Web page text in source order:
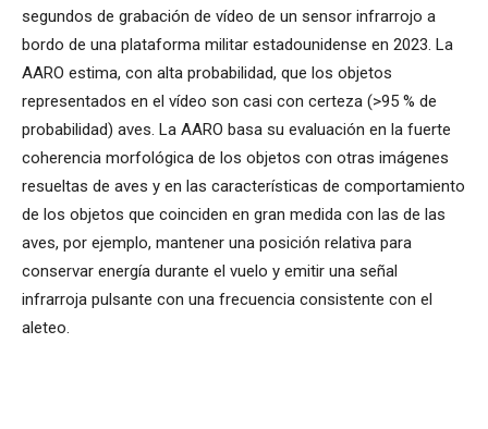
segundos de grabación de vídeo de un sensor infrarrojo a
bordo de una plataforma militar estadounidense en 2023. La
AARO estima, con alta probabilidad, que los objetos
representados en el vídeo son casi con certeza (>95 % de
probabilidad) aves. La AARO basa su evaluación en la fuerte
coherencia morfológica de los objetos con otras imágenes
resueltas de aves y en las características de comportamiento
de los objetos que coinciden en gran medida con las de las
aves, por ejemplo, mantener una posición relativa para
conservar energía durante el vuelo y emitir una señal
infrarroja pulsante con una frecuencia consistente con el
aleteo.